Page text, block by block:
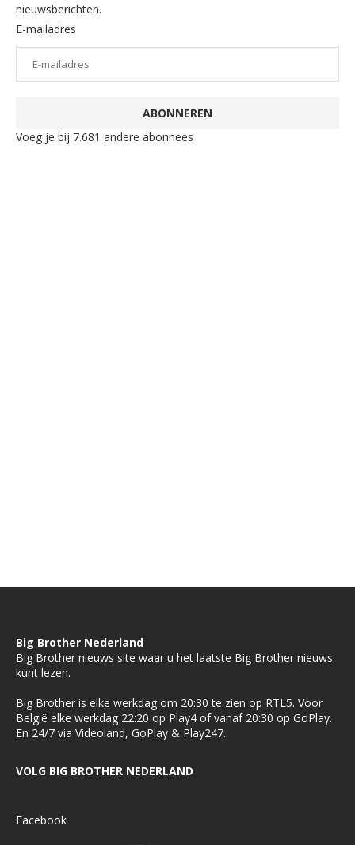
nieuwsberichten.
E-mailadres
ABONNEREN
Voeg je bij 7.681 andere abonnees
Big Brother Nederland
Big Brother nieuws site waar u het laatste Big Brother nieuws
kunt lezen.
Big Brother is elke werkdag om 20:30 te zien op RTL5. Voor
België elke werkdag 22:20 op Play4 of vanaf 20:30 op GoPlay.
En 24/7 via Videoland, GoPlay & Play247.
VOLG BIG BROTHER NEDERLAND
Facebook